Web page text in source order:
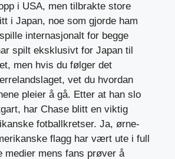
i USA, men tilbrakte store
i Japan, noe som gjorde ham
internasjonalt for begge
spilt eksklusivt for Japan til
men hvis du følger det
vet du hvordan
pleier å gå. Etter at han slo
har Chase blitt en viktig
fotballkretser. Ja, ørne-
flagg har vært ute i full
medier mens fans prøver å